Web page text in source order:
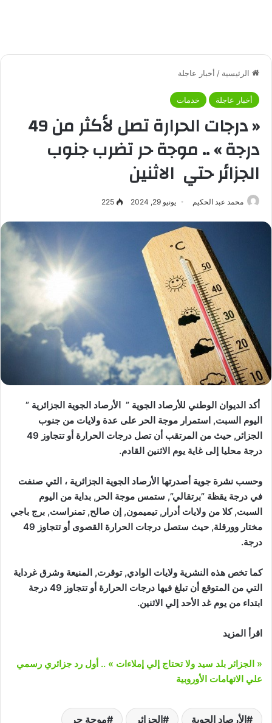
الرئيسية / أخبار عاجلة
أخبار عاجلة خدمات
« درجات الحرارة تصل لأكثر من 49
درجة » .. موجة حر تضرب جنوب
الجزائر حتي الاثنين
محمد عبد الحكيم يونيو 29, 2024 225
أكد الديوان الوطني للأرصاد الجوية ” الأرصاد الجوية الجزائرية ”
اليوم السبت, استمرار موجة الحر على عدة ولايات من جنوب
الجزائر, حيث من المرتقب أن تصل درجات الحرارة أو تتجاوز 49
درجة محليا إلى غاية يوم الاثنين القادم.
وحسب نشرة جوية أصدرتها الأرصاد الجوية الجزائرية ، التي صنفت
في درجة يقظة ”برتقالي”, ستمس موجة الحر, بداية من اليوم
السبت, كلا من ولايات أدرار, تيميمون, إن صالح, تمنراست, برج باجي
مختار وورقلة, حيث ستصل درجات الحرارة القصوى أو تتجاوز 49
درجة.
كما تخص هذه النشرية ولايات الوادي, توقرت, المنيعة وشرق غرداية
التي من المتوقع أن تبلغ فيها درجات الحرارة أو تتجاوز 49 درجة
ابتداء من يوم غد الأحد إلي الاثنين.
اقرأ المزيد
« الجزائر بلد سيد ولا تحتاج إلي إملاءات » .. أول رد جزائري رسمي
علي الاتهامات الأوروبية
الأرصاد الجوية الجزائر موجة حر